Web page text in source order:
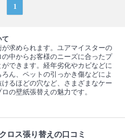
1
て
求められます。ユアマイスターの
中からお客様のニーズに合ったプ
できます。経年劣化やカビなどに
ん、ペットの引っかき傷などによ
るほどの穴など、さまざまなケー
の壁紙張替えの魅力です。
ロス張り替えの口コミ